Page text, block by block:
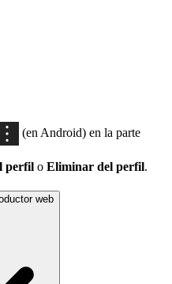
(en Android) en la parte
perfil o Eliminar del perfil.
web